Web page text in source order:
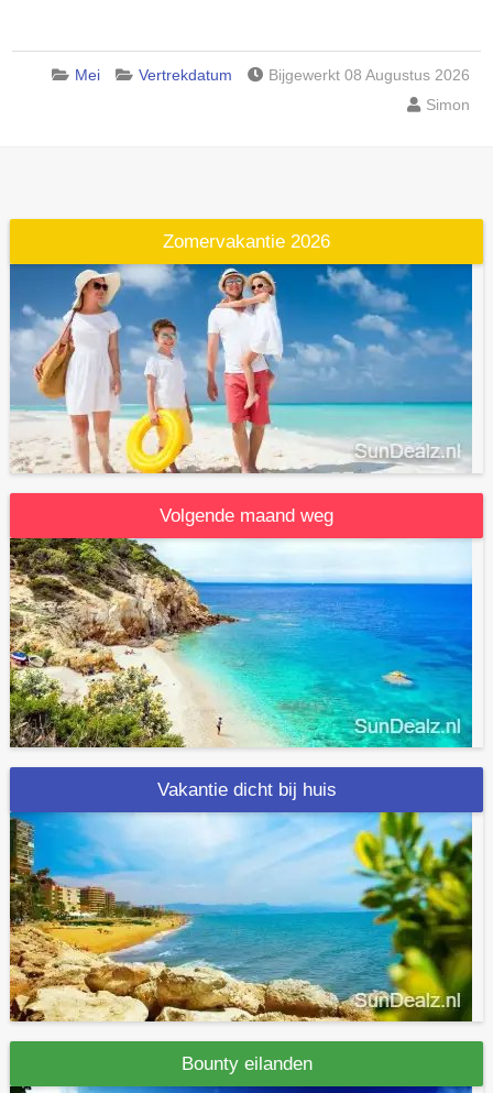
Mei Vertrekdatum
Bijgewerkt 08 Augustus 2026
Simon
Zomervakantie 2026
Volgende maand weg
Vakantie dicht bij huis
Bounty eilanden